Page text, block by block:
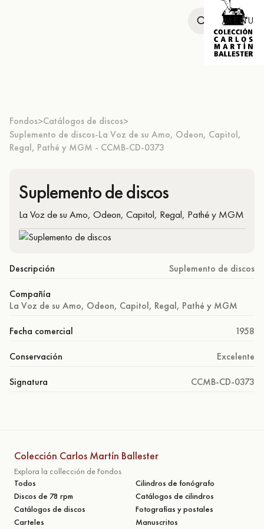
MENU
Fondos>Catálogos de discos>
Suplemento de discos-La Voz de su Amo, Odeon, Capitol,
Regal, Pathé y MGM - CCMB-CD-0373
Suplemento de discos
La Voz de su Amo, Odeon, Capitol, Regal, Pathé y MGM
Descripción Suplemento de discos
Compañía
La Voz de su Amo, Odeon, Capitol, Regal, Pathé y MGM
Fecha comercial 1958
Conservación Excelente
Signatura CCMB-CD-0373
Colección Carlos Martín Ballester
Explora la collección de Fondos
Todos
Cilindros de fonógrafo
Discos de 78 rpm
Catálogos de cilindros
Catálogos de discos
Fotografías y postales
Carteles
Manuscritos